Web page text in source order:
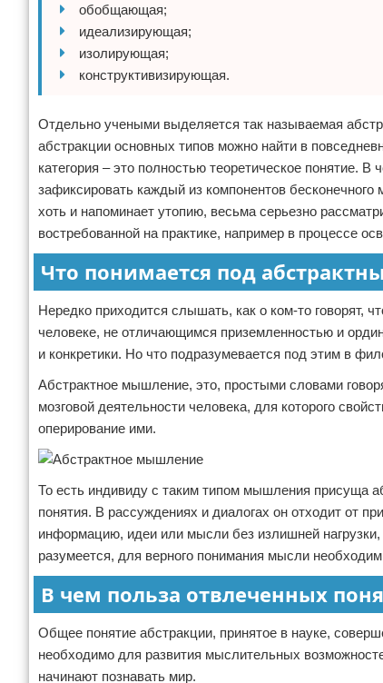
обобщающая;
идеализирующая;
изолирующая;
конструктивизирующая.
Отдельно учеными выделяется так называемая
абстракции основных типов можно найти в
категория – это полностью теоретическое понятие.
зафиксировать каждый из компонентов
хоть и напоминает утопию, весьма серьезно
востребованной на практике, например в процессе
Что понимается под
Нередко приходится слышать, как о ком-то говорят,
человеке, не отличающимся приземленностью и
и конкретики. Но что подразумевается под этим в
Абстрактное мышление, это, простыми словами
мозговой деятельности человека, для которого
оперирование ими.
То есть индивиду с таким типом мышления присуща
понятия. В рассуждениях и диалогах он отходит от
информацию, идеи или мысли без излишней
разумеется, для верного понимания мысли
В чем польза отвлеченных
Общее понятие абстракции, принятое в науке,
необходимо для развития мыслительных
начинают познавать мир.